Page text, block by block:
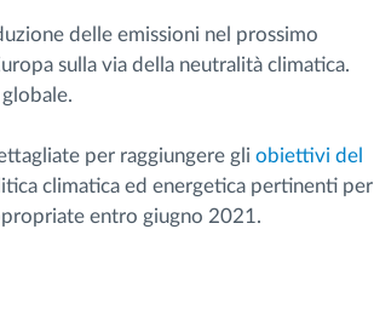
delle emissioni nel prossimo
sulla via della neutralità climatica.
per raggiungere gli obiettivi del
climatica ed energetica pertinenti per
entro giugno 2021.